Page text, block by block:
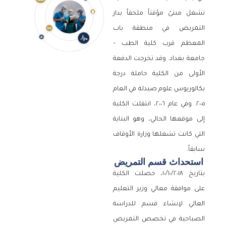
تشغل مبنىً مؤقتاً ملحقاً بدار
التمريض في منطقة باب
المعظم قرب كلية الطب –
جامعة بغداد. وقد تخرجت الدفعة
الأولى من الكلية حاملة درجة
بكالوريوس علوم صيدلة في العام
٢٠٠٥. وفي عام ٢٠٠٦، انتقلت الكلية
إلى موقعها الحالي، وهو البناية
التي كانت تشغلها وزارة الأوقاف
سابقاً.
استحداث قسم التمريض
بتاريخ ١٠/١٠/٢٠١٨، حصلت الكلية
على موافقة معالي وزير التعليم
العالي لإنشاء قسم للدراسة
الصباحية في تخصص التمريض